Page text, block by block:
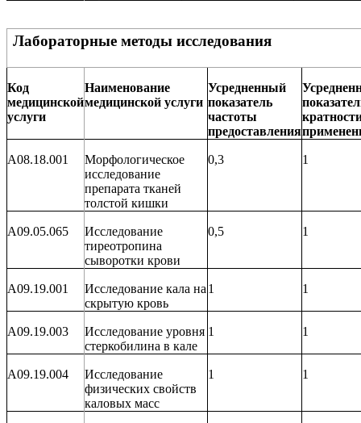
Лабораторные методы исследования
Код
медицинской
услуги
Наименование
медицинской услуги
Усредненный
показатель
частоты
предоставления
A08.18.001
Морфологическое
исследование
препарата тканей
толстой кишки
0,3 1
A09.05.065
Исследование
тиреотропина
сыворотки крови
0,5 1
A09.19.001
Исследование кала на
скрытую кровь
1 1
A09.19.003
Исследование уровня
стеркобилина в кале
1 1
A09.19.004
Исследование
физических свойств
каловых масс
1 1